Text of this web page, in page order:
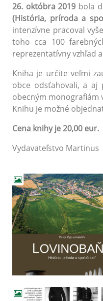
26. októbra 2019 bola
(História, príroda a
intenzívne pracoval
toho cca 100
reprezentatívny vzhľad
Kniha je určite veľmi
obce odsťahovali, a
obecným
Knihu je možné
Cena knihy je 20,00 eur.
Vydavateľstvo Martinus